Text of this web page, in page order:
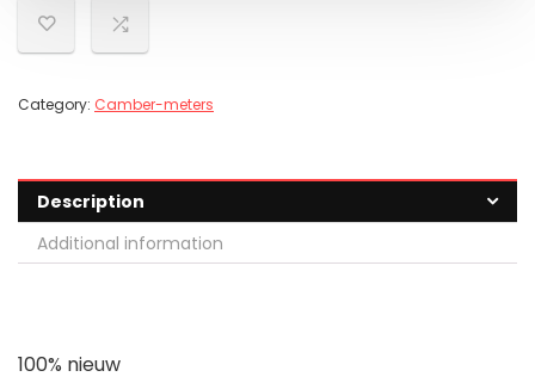
Category: Camber-meters
Description
Additional information
100% nieuw